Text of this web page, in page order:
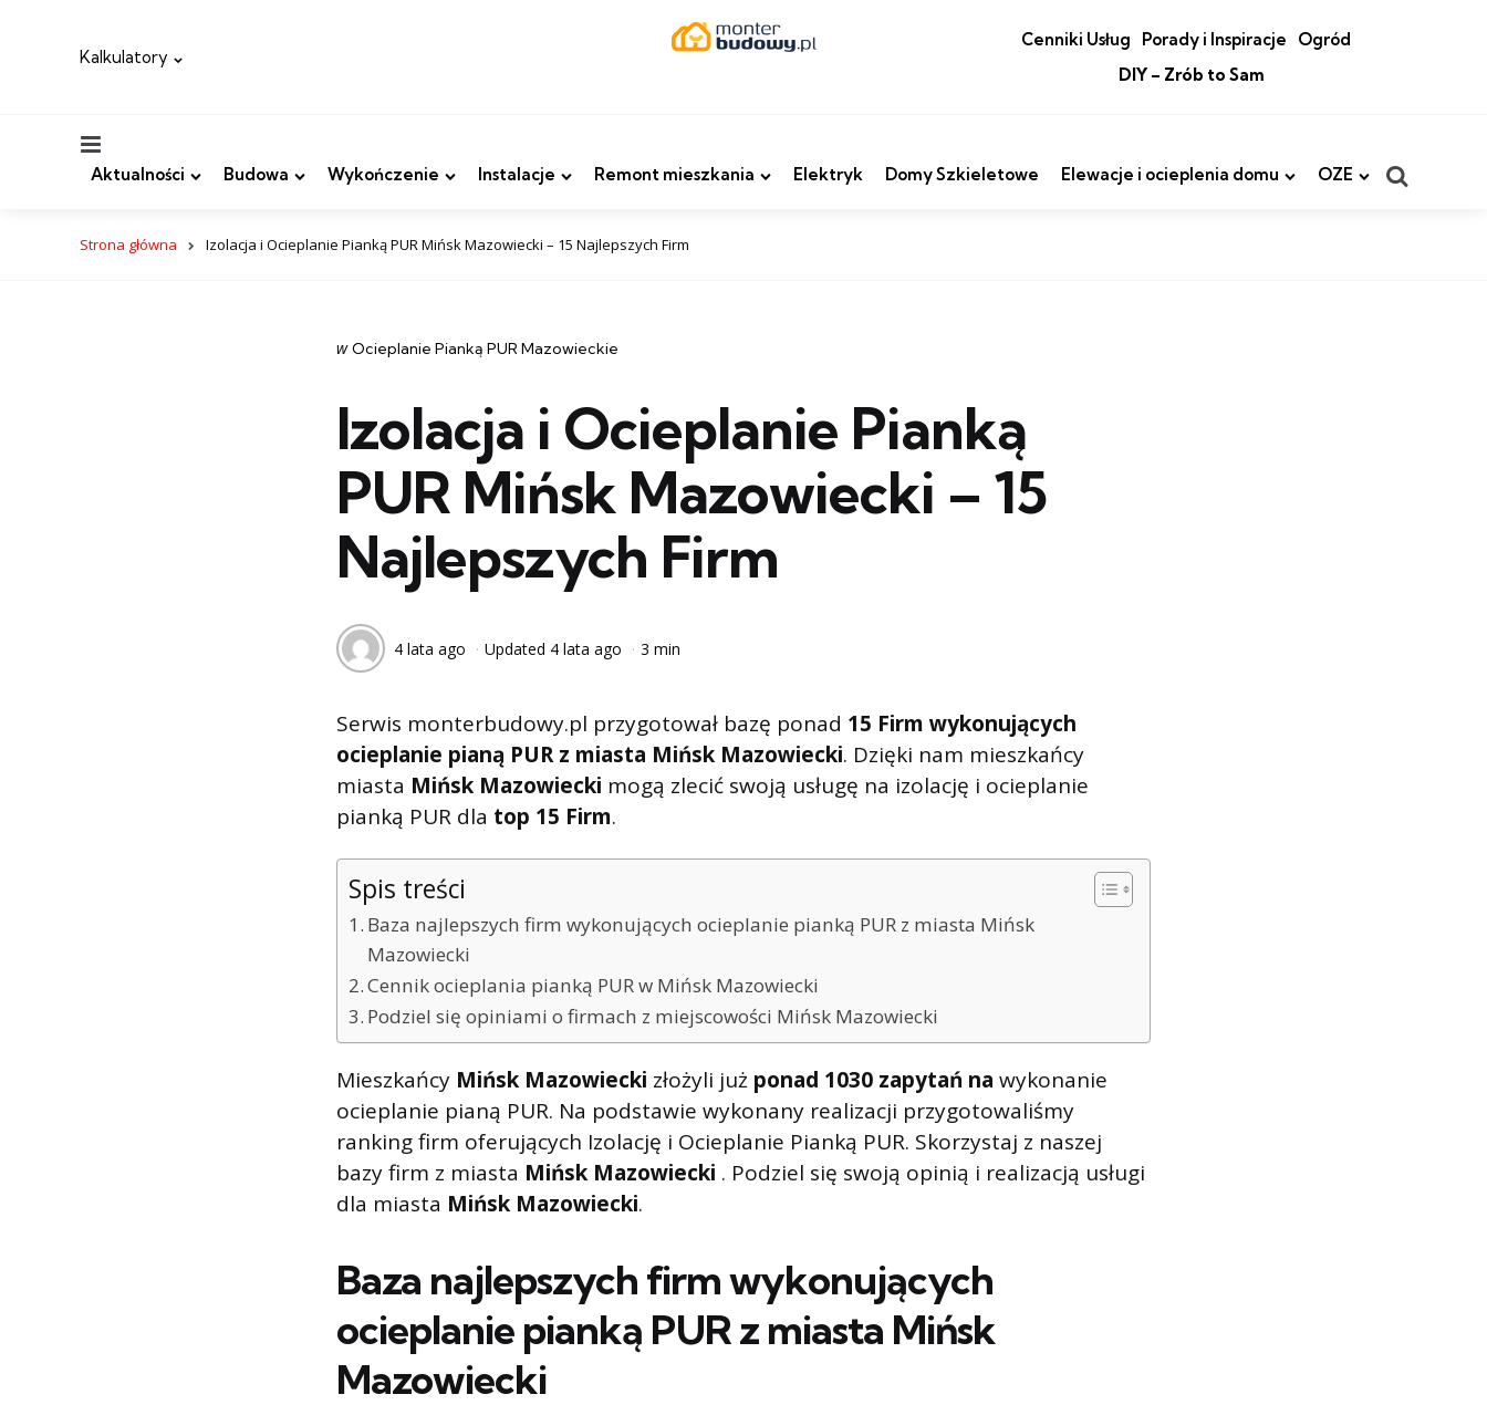
Kalkulatory
Cenniki Usług Porady i Inspiracje
Ogród
DIY – Zrób to Sam
Aktualności Budowa Wykończenie Instalacje Remont mieszkania Elektryk Domy Szkieletowe Elewacje i ocieplenia domu OZE
Strona główna Izolacja i Ocieplanie Pianką PUR Mińsk Mazowiecki – 15 Najlepszych Firm
Categories
post
w Ocieplanie Pianką PUR Mazowieckie
Izolacja i Ocieplanie Pianką
PUR Mińsk Mazowiecki – 15
Najlepszych Firm
4 lata ago Updated 4 lata ago 3 min
Serwis monterbudowy.pl przygotował bazę ponad 15 Firm wykonujących
ocieplanie pianą PUR z miasta Mińsk Mazowiecki. Dzięki nam mieszkańcy
miasta Mińsk Mazowiecki mogą zlecić swoją usługę na izolację i ocieplanie
pianką PUR dla top 15 Firm.
Spis treści
Baza najlepszych firm wykonujących ocieplanie pianką PUR z miasta Mińsk
Mazowiecki
Cennik ocieplania pianką PUR w Mińsk Mazowiecki
Podziel się opiniami o firmach z miejscowości Mińsk Mazowiecki
Mieszkańcy Mińsk Mazowiecki złożyli już ponad 1030 zapytań na wykonanie
ocieplanie pianą PUR. Na podstawie wykonany realizacji przygotowaliśmy
ranking firm oferujących Izolację i Ocieplanie Pianką PUR. Skorzystaj z naszej
bazy firm z miasta Mińsk Mazowiecki . Podziel się swoją opinią i realizacją usługi
dla miasta Mińsk Mazowiecki.
Baza najlepszych firm wykonujących
ocieplanie pianką PUR z miasta Mińsk
Mazowiecki